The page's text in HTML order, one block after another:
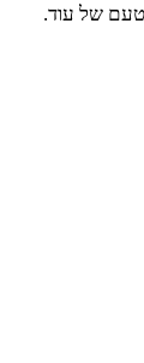
טעם של עוד.